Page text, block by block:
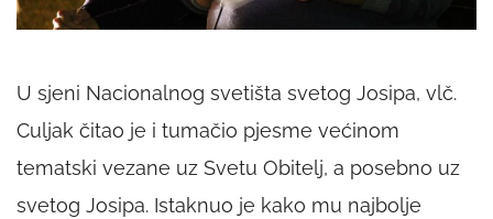
U sjeni Nacionalnog svetišta svetog Josipa, vlč.
Culjak čitao je i tumačio pjesme većinom
tematski vezane uz Svetu Obitelj, a posebno uz
svetog Josipa. Istaknuo je kako mu najbolje